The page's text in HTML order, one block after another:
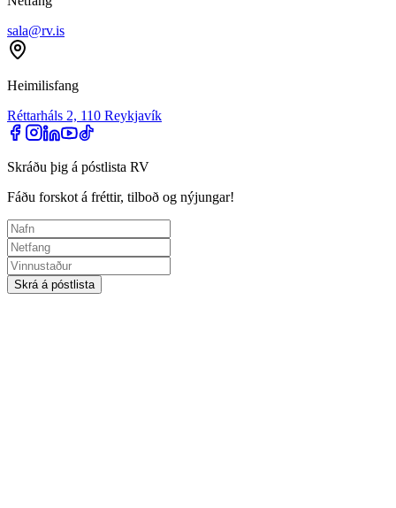
sala@rv.is
Heimilisfang
Réttarháls 2, 110 Reykjavík
Skráðu þig á póstlista RV
Fáðu forskot á fréttir, tilboð og nýjungar!
Skrá á póstlista